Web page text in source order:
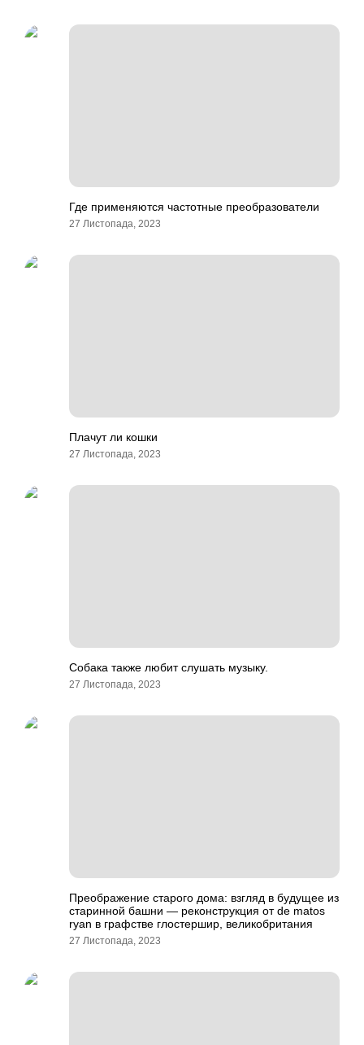
Где применяются частотные преобразователи
27 Листопада, 2023
Плачут ли кошки
27 Листопада, 2023
Собака также любит слушать музыку.
27 Листопада, 2023
Преображение старого дома: взгляд в будущее из
старинной башни — реконструкция от de matos
ryan в графстве глостершир, великобритания
27 Листопада, 2023